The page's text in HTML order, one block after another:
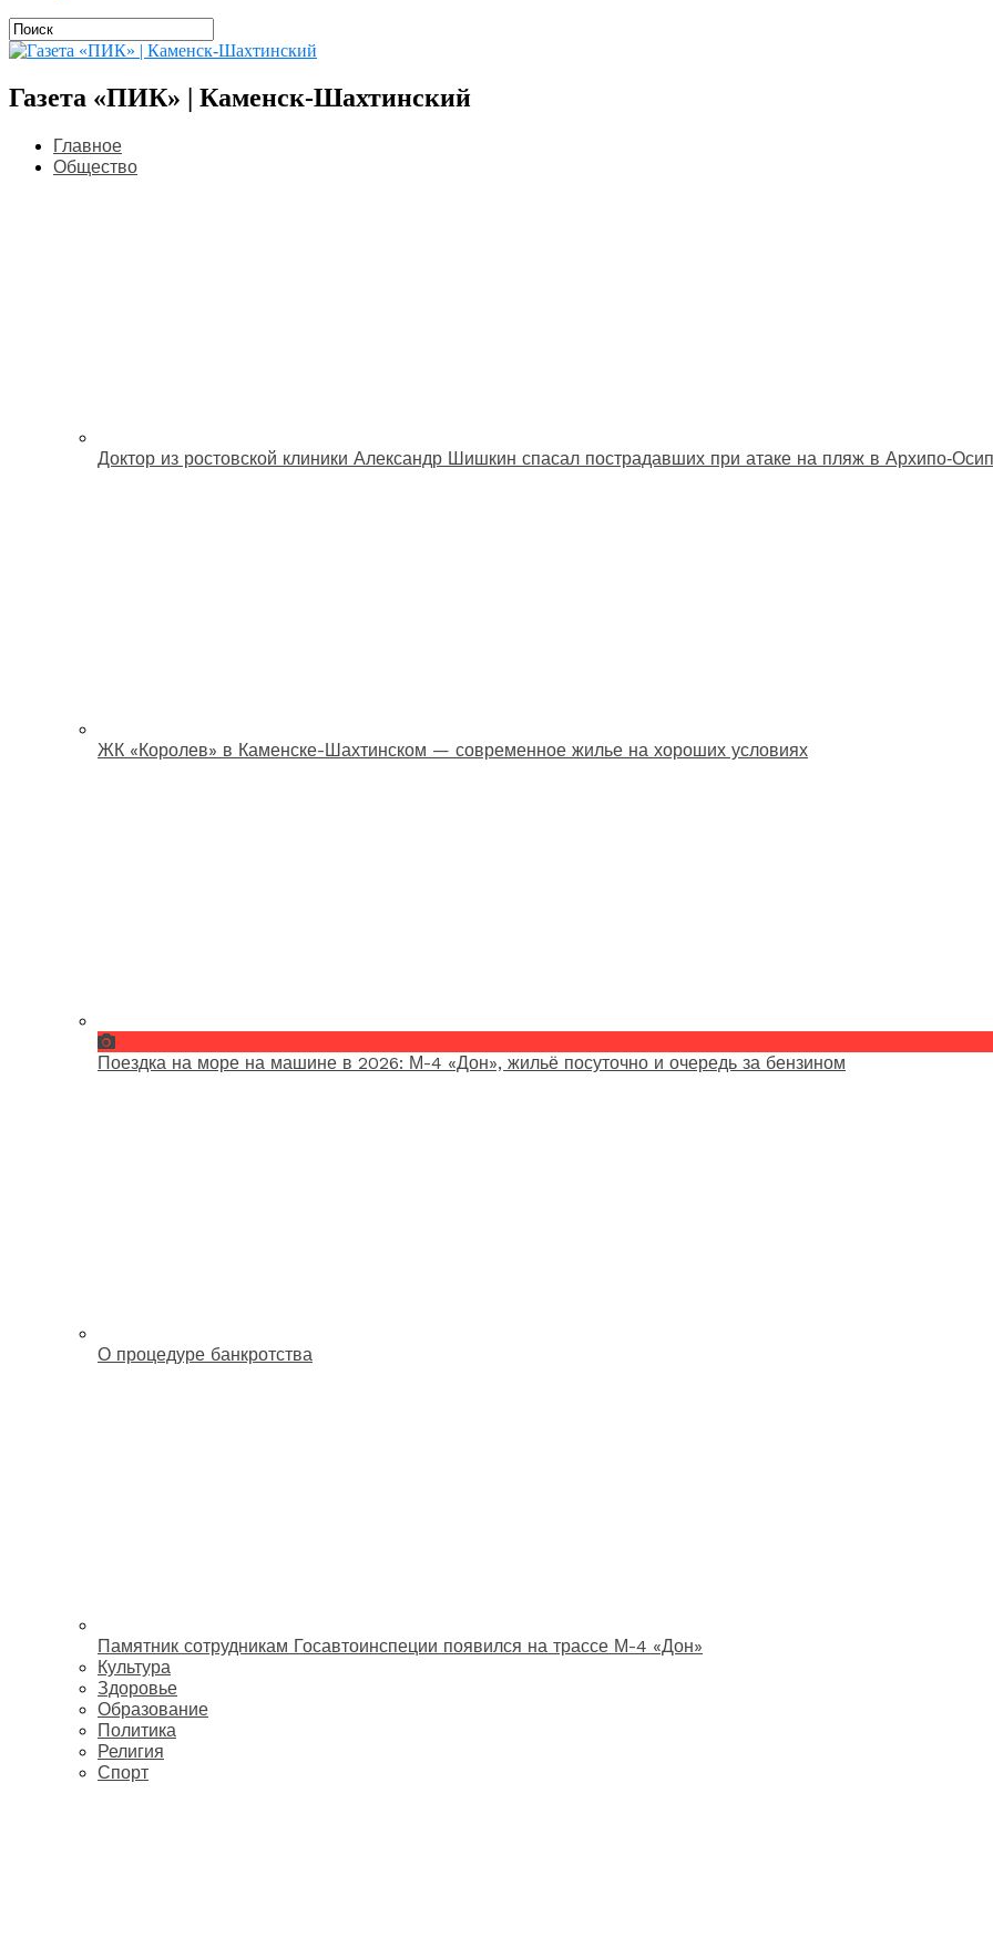
Газета «ПИК» | Каменск-Шахтинский
Главное
Общество
Доктор из ростовской клиники Александр Шишкин спасал пострадавших при атаке на пляж в
ЖК «Королев» в Каменске-Шахтинском — современное жилье на хороших условиях
Поездка на море на машине в 2026: М-4 «Дон», жильё посуточно и очередь за бензином
О процедуре банкротства
Памятник сотрудникам Госавтоинспеции появился на трассе М-4 «Дон»
Культура
Здоровье
Образование
Политика
Религия
Спорт